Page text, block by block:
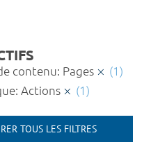
contenu: Pages
(1)
Actions
(1)
TOUS LES FILTRES